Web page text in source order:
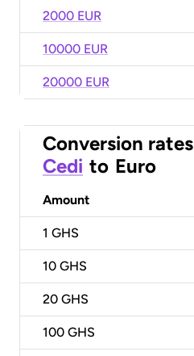
2000 EUR
10000 EUR
20000 EUR
Conversion rates
Cedi to Euro
Amount
1 GHS
10 GHS
20 GHS
100 GHS